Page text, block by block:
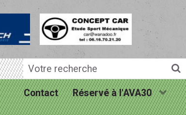
Contact Réservé à l'AVA30